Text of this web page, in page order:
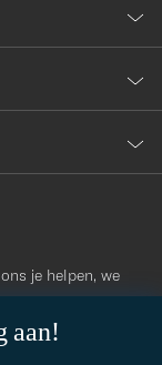
aan!
je helpen, we